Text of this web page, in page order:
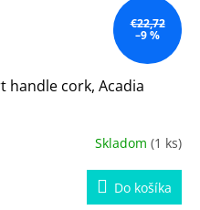
€22,72
–9 %
handle cork, Acadia
Skladom (1 ks)
Do košíka